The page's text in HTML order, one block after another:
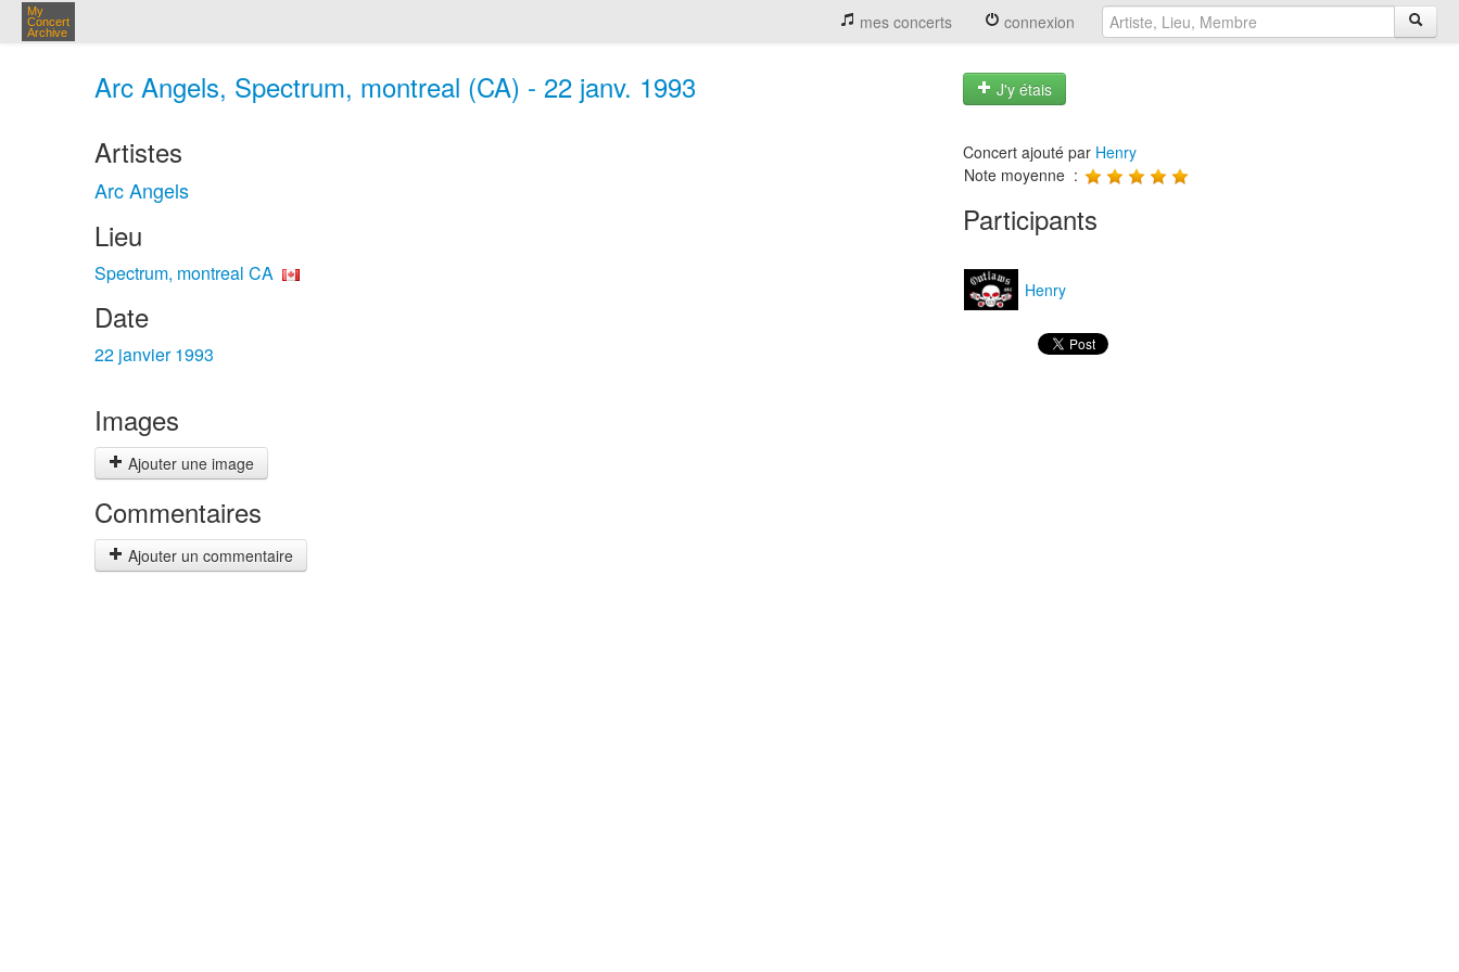
My
Concert
Archive
mes concerts connexion
Arc Angels, Spectrum, montreal (CA) - 22 janv. 1993 J'y étais
Artistes
Arc Angels
Lieu
Spectrum, montreal CA
Date
22 janvier 1993
Images
Ajouter une image
Commentaires
Ajouter un commentaire
Concert ajouté par Henry
Note moyenne :
Participants
Henry